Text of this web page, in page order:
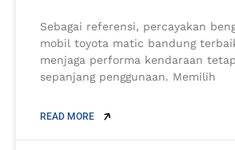
Sebagai referensi, percayakan
mobil toyota matic bandung
menjaga performa kendaraan
sepanjang penggunaan. Memilih
READ MORE